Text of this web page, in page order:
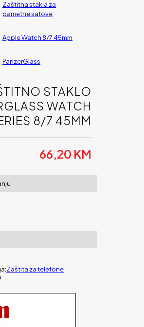
Zaštitna stakla za
pametne satove
Apple Watch 8/7 45mm
PanzerGlass
STAKLO
WATCH
8/7 45MM
66,20 KM
Zaštita za telefone